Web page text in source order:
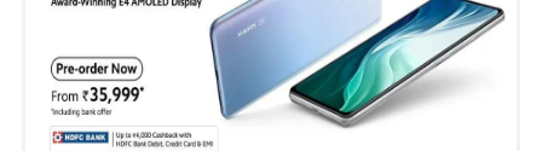
5 月 4 日凌晨消息，微软联合创始人比尔·盖茨在推
特宣布与妻子梅琳达·盖茨离婚。 声明中说，我们认
为双方已经无法像夫妻一样共同成长，但会继续一
起管理基金会。 比尔和梅林达·盖茨宣布离婚，结束
双方 27 年的婚姻。 微软联合创始人并热心善家的